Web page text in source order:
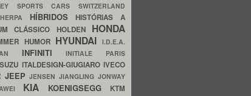
SPORTS CARS SWITZERLAND
HERPA HÍBRIDOSHISTÓRIAS A
CLÁSSICO HOLDEN HONDA
HUMOR HYUNDAI I.D.E.A.
INFINITIINITIALE PARIS
ITALDESIGN-GIUGIAROIVECO
JEEPJENSENJIANGLINGJONWAY
KIA KOENIGSEGG KTM